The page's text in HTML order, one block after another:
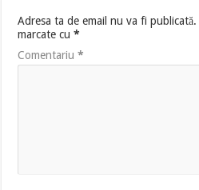
Adresa ta de email nu va fi publicată.
marcate cu*
Comentariu*